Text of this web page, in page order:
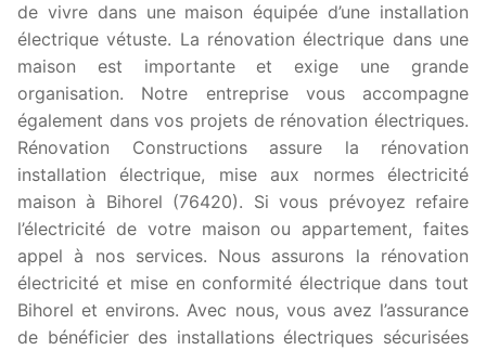
de vivre dans une maison équipée d’une installation
électrique vétuste. La rénovation électrique dans une
maison est importante et exige une grande
organisation. Notre entreprise vous accompagne
également dans vos projets de rénovation électriques.
Rénovation Constructions assure la rénovation
installation électrique, mise aux normes électricité
maison à Bihorel (76420). Si vous prévoyez refaire
l’électricité de votre maison ou appartement, faites
appel à nos services. Nous assurons la rénovation
électricité et mise en conformité électrique dans tout
Bihorel et environs. Avec nous, vous avez l’assurance
de bénéficier des installations électriques sécurisées